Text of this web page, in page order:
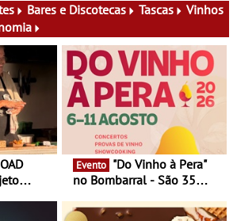
29 de Agosto
Bares e Discotecas Tascas
Vinhos
Evento
no Bombarral - São 35
prova e seis dias de